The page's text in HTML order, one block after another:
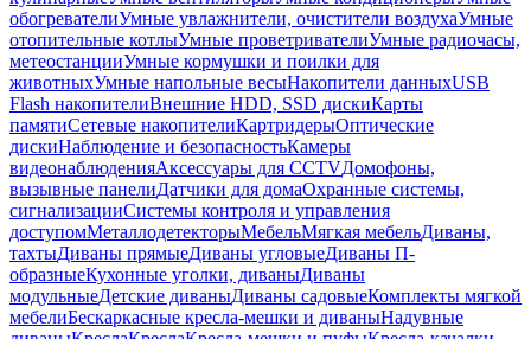
обогревателиУмные увлажнители, очистители воздухаУмные
отопительные котлыУмные проветривателиУмные радиочасы,
метеостанцииУмные кормушки и поилки для
животныхУмные напольные весыНакопители данныхUSB
Flash накопителиВнешние HDD, SSD дискиКарты
памятиСетевые накопителиКартридерыОптические
дискиНаблюдение и безопасностьКамеры
видеонаблюденияАксессуары для CCTVДомофоны,
вызывные панелиДатчики для домаОхранные системы,
сигнализацииСистемы контроля и управления
доступомМеталлодетекторыМебельМягкая мебельДиваны,
тахтыДиваны прямыеДиваны угловыеДиваны П-
образныеКухонные уголки, диваныДиваны
модульныеДетские диваныДиваны садовыеКомплекты мягкой
мебелиБескаркасные кресла-мешки и диваныНадувные